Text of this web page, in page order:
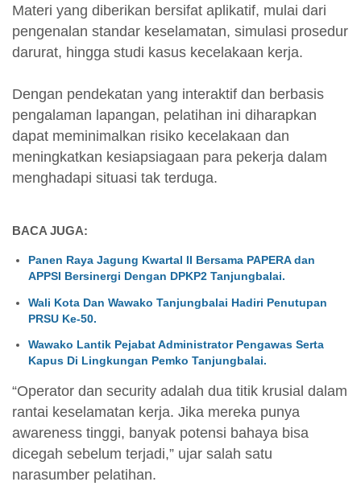
Materi yang diberikan bersifat aplikatif, mulai dari
pengenalan standar keselamatan, simulasi prosedur
darurat, hingga studi kasus kecelakaan kerja.
Dengan pendekatan yang interaktif dan berbasis
pengalaman lapangan, pelatihan ini diharapkan
dapat meminimalkan risiko kecelakaan dan
meningkatkan kesiapsiagaan para pekerja dalam
menghadapi situasi tak terduga.
BACA JUGA:
Panen Raya Jagung Kwartal II Bersama PAPERA dan
APPSI Bersinergi Dengan DPKP2 Tanjungbalai.
Wali Kota Dan Wawako Tanjungbalai Hadiri Penutupan
PRSU Ke-50.
Wawako Lantik Pejabat Administrator Pengawas Serta
Kapus Di Lingkungan Pemko Tanjungbalai.
“Operator dan security adalah dua titik krusial dalam
rantai keselamatan kerja. Jika mereka punya
awareness tinggi, banyak potensi bahaya bisa
dicegah sebelum terjadi,” ujar salah satu
narasumber pelatihan.